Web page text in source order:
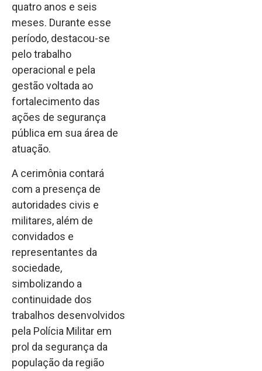
quatro anos e seis
meses. Durante esse
período, destacou-se
pelo trabalho
operacional e pela
gestão voltada ao
fortalecimento das
ações de segurança
pública em sua área de
atuação.
A cerimônia contará
com a presença de
autoridades civis e
militares, além de
convidados e
representantes da
sociedade,
simbolizando a
continuidade dos
trabalhos desenvolvidos
pela Polícia Militar em
prol da segurança da
população da região